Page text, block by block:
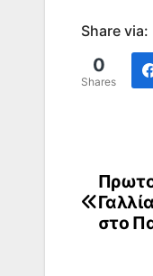
Share via:
0
Shares
στο